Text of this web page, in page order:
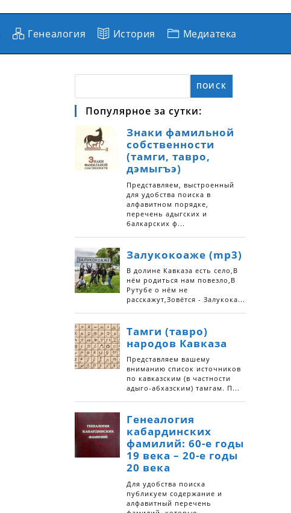
Генеалогия История Медиатека
ПОИСК
Популярное за сутки: